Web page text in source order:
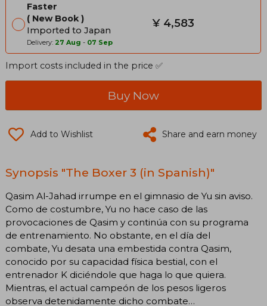
Faster
New Book
Imported to Japan
Delivery: 27 Aug - 07 Sep
¥ 4,583
Import costs included in the price ✅
Buy Now
Add to Wishlist Share and earn money
Synopsis "The Boxer 3 (in Spanish)"
Qasim Al-Jahad irrumpe en el gimnasio de Yu sin aviso.
Como de costumbre, Yu no hace caso de las
provocaciones de Qasim y continúa con su programa
de entrenamiento. No obstante, en el día del
combate, Yu desata una embestida contra Qasim,
conocido por su capacidad física bestial, con el
entrenador K diciéndole que haga lo que quiera.
Mientras, el actual campeón de los pesos ligeros
observa detenidamente dicho combate…